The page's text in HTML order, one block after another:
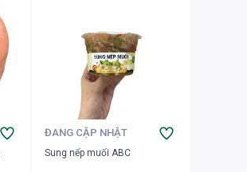
ĐANG CẬP NHẬT
Sung nếp muối ABC